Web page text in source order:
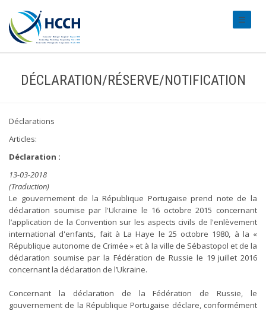
DÉCLARATION/RÉSERVE/NOTIFICATION
Déclarations
Articles:
Déclaration :
13-03-2018
(Traduction)
Le gouvernement de la République Portugaise prend note de la
déclaration soumise par l'Ukraine le 16 octobre 2015 concernant
l’application de la Convention sur les aspects civils de l'enlèvement
international d'enfants, fait à La Haye le 25 octobre 1980, à la «
République autonome de Crimée » et à la ville de Sébastopol et de la
déclaration soumise par la Fédération de Russie le 19 juillet 2016
concernant la déclaration de l’Ukraine.
Concernant la déclaration de la Fédération de Russie, le
gouvernement de la République Portugaise déclare, conformément